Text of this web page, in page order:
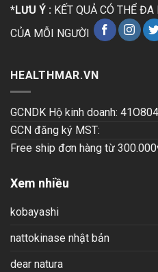
*LƯU Ý : KẾT QUẢ CÓ THỂ
CỦA MỖI NGƯỜI
HEALTHMAR.VN
GCNDK Hộ kinh doanh:
GCN đăng ký MST:
Free ship đơn hàng từ
Xem nhiều
kobayashi
nattokinase nhật bản
dear natura